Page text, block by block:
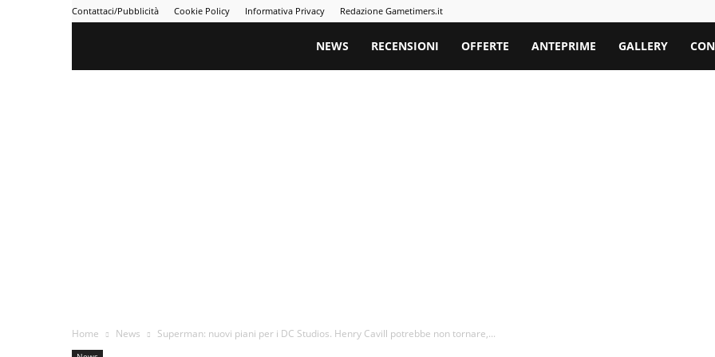
Contattaci/Pubblicità Cookie Policy Informativa Privacy Redazione Gametimers.it
Gametimers
NEWS RECENSIONI OFFERTE ANTEPRIME GALLERY
Home News Superman: nuovi piani per i DC Studios. Henry Cavill potrebbe non tornare,...